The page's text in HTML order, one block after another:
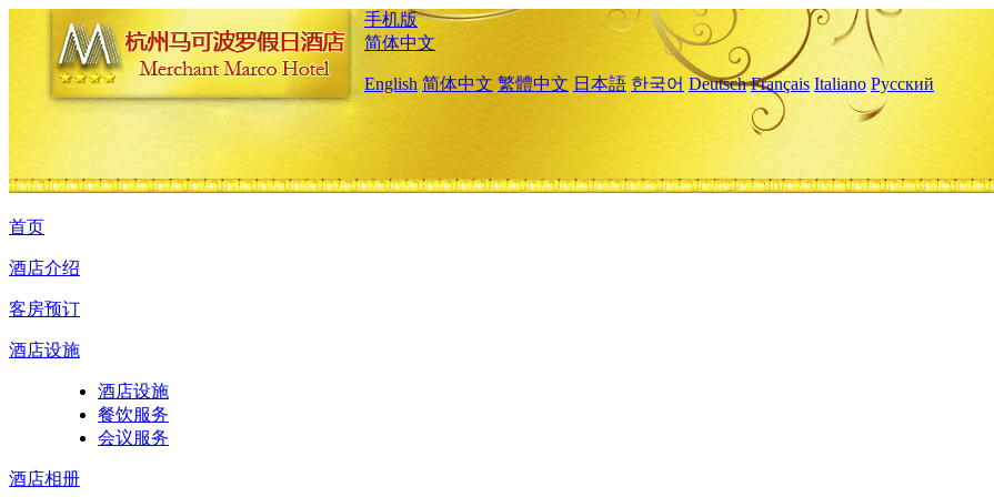
手机版
简体中文
English 简体中文 繁體中文 日本語 한국어 Deutsch Français Italiano Русский
首页
酒店介绍
客房预订
酒店设施
酒店设施
餐饮服务
会议服务
酒店相册